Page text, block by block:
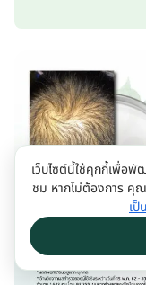
เว็บไซต์นี้ใช้คุกกี้เพื่อพั
ชม หากไม่ต้องการ คุ
เ